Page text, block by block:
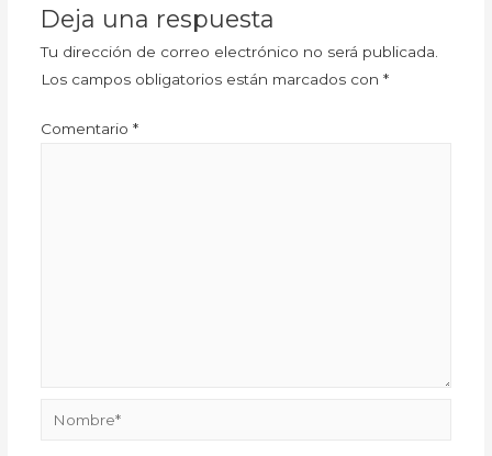
Deja una respuesta
Tu dirección de correo electrónico no será publicada.
Los campos obligatorios están marcados con *
Comentario *